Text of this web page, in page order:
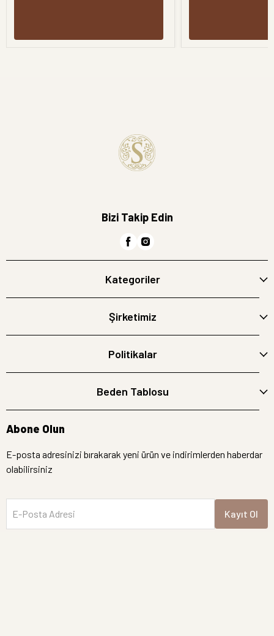
Bizi Takip Edin
Kategoriler
Şirketimiz
Politikalar
Beden Tablosu
Abone Olun
E-posta adresinizi bırakarak yeni ürün ve indirimlerden haberdar
olabilirsiniz
E-Posta Adresi Kayıt Ol